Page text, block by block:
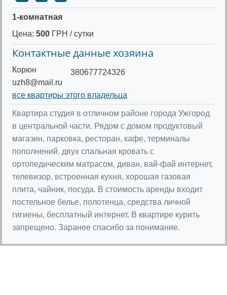
1-комнатная
Цена: 500 ГРН / сутки
Контактные данные хозяина
Корюн
uzh8@mail.ru
380677724326
все квартиры этого владельца
Квартира студия в отличном районе города Ужгород
в центральной части. Рядом с домом продуктовый
магазин, парковка, ресторан, кафе, терминалы
пополнений. двух спальная кровать с
ортопедическим матрасом, диван, вай-фай интернет,
телевизор, встроенная кухня, хорошая газовая
плита, чайник, посуда. В стоимость аренды входит
постельное белье, полотенца, средства личной
гигиены, бесплатный интернет. В квартире курить
запрещено. Заранее спасибо за понимание.